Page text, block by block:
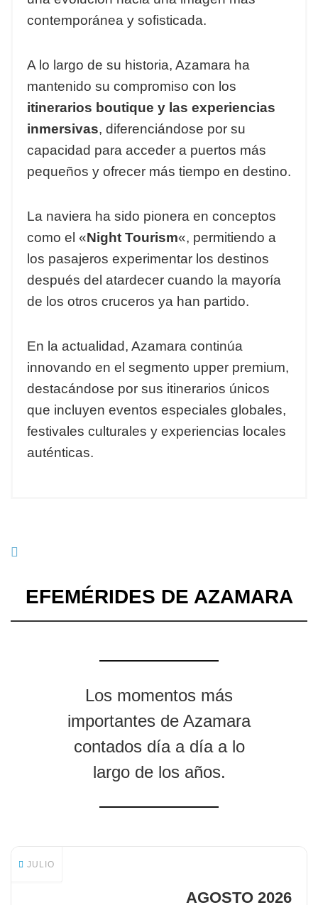
contemporánea y sofisticada.
A lo largo de su historia, Azamara ha
mantenido su compromiso con los
itinerarios boutique y las experiencias
inmersivas, diferenciándose por su
capacidad para acceder a puertos más
pequeños y ofrecer más tiempo en destino.
La naviera ha sido pionera en conceptos
como el «Night Tourism«, permitiendo a
los pasajeros experimentar los destinos
después del atardecer cuando la mayoría
de los otros cruceros ya han partido.
En la actualidad, Azamara continúa
innovando en el segmento upper premium,
destacándose por sus itinerarios únicos
que incluyen eventos especiales globales,
festivales culturales y experiencias locales
auténticas.
EFEMÉRIDES DE AZAMARA
Los momentos más
importantes de Azamara
contados día a día a lo
largo de los años.
JULIO
AGOSTO 2026